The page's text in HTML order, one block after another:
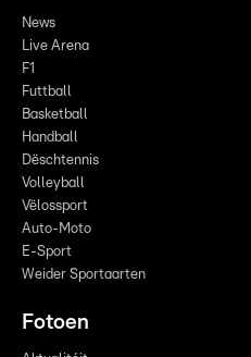
News
Live Arena
F1
Futtball
Basketball
Handball
Dëschtennis
Volleyball
Vëlossport
Auto-Moto
E-Sport
Weider Sportaarten
Fotoen